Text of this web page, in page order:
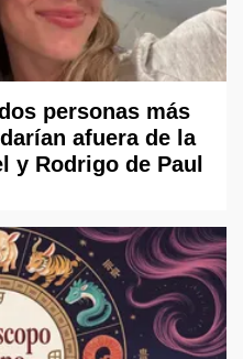
personas más
afuera de la
y Rodrigo de Paul